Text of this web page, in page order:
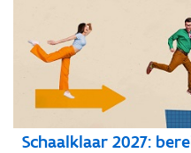
Schaalklaar 2027: